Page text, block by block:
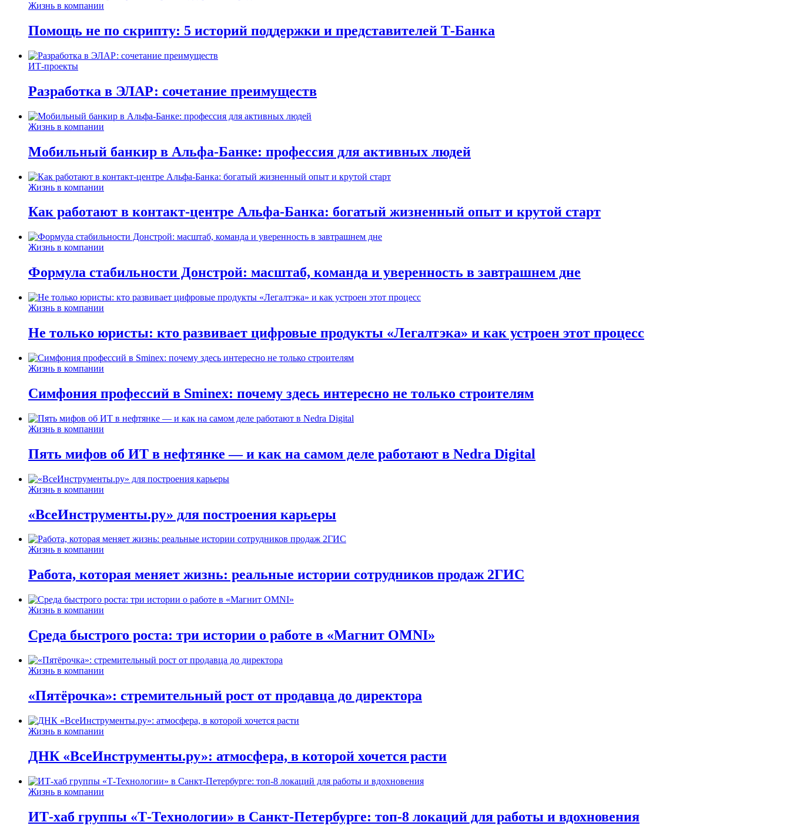
Жизнь в компании
Помощь не по скрипту: 5 историй поддержки и представителей Т-Банка
ИТ-проекты
Разработка в ЭЛАР: сочетание преимуществ
Жизнь в компании
Мобильный банкир в Альфа-Банке: профессия для активных людей
Жизнь в компании
Как работают в контакт-центре Альфа-Банка: богатый жизненный опыт и крутой старт
Жизнь в компании
Формула стабильности Донстрой: масштаб, команда и уверенность в завтрашнем дне
Жизнь в компании
Не только юристы: кто развивает цифровые продукты «Легалтэка» и как устроен этот процесс
Жизнь в компании
Симфония профессий в Sminex: почему здесь интересно не только строителям
Жизнь в компании
Пять мифов об ИТ в нефтянке — и как на самом деле работают в Nedra Digital
Жизнь в компании
«ВсеИнструменты.ру» для построения карьеры
Жизнь в компании
Работа, которая меняет жизнь: реальные истории сотрудников продаж 2ГИС
Жизнь в компании
Среда быстрого роста: три истории о работе в «Магнит OMNI»
Жизнь в компании
«Пятёрочка»: стремительный рост от продавца до директора
Жизнь в компании
ДНК «ВсеИнструменты.ру»: атмосфера, в которой хочется расти
Жизнь в компании
ИТ-хаб группы «Т-Технологии» в Санкт-Петербурге: топ-8 локаций для работы и вдохновения